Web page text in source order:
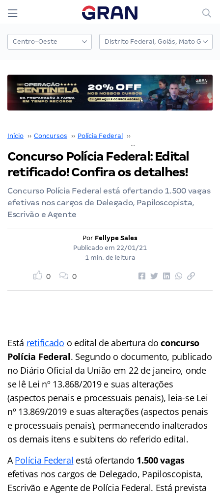
Início ›› Concursos ›› Polícia Federal ››
Concurso Polícia Federal: Edital
retificado! Confira os detalhes!
Concurso Polícia Federal está ofertando 1.500 vagas
efetivas nos cargos de Delegado, Papiloscopista,
Escrivão e Agente
Por Fellype Sales
Publicado em 22/01/21
1 min. de leitura
0 0
Está retificado o edital de abertura doconcurso
Polícia Federal. Segundo o documento, publicado
no Diário Oficial da União em 22 de janeiro, onde
se lê Lei nº 13.868/2019 e suas alterações
(aspectos penais e processuais penais), leia-se Lei
nº 13.869/2019 e suas alterações (aspectos penais
e processuais penais), permanecendo inalterados
os demais itens e subitens do referido edital.
APolícia Federal está ofertando 1.500 vagas
efetivas nos cargos de Delegado, Papiloscopista,
Escrivão e Agente de Polícia Federal. Está prevista